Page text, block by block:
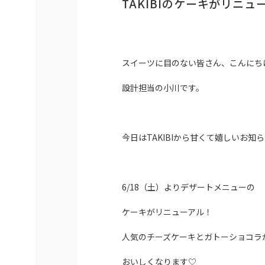
TAKIBIのケーキがリニュ
スイーツに目のない皆さん、こんにち
設計担当の小川です。
今日はTAKIBIから甘くて嬉しいお知ら
6/18（土）よりデザートメニューの
ケーキがリニューアル！
人気のチーズケーキとガトーショコラ
おいしくなります♡